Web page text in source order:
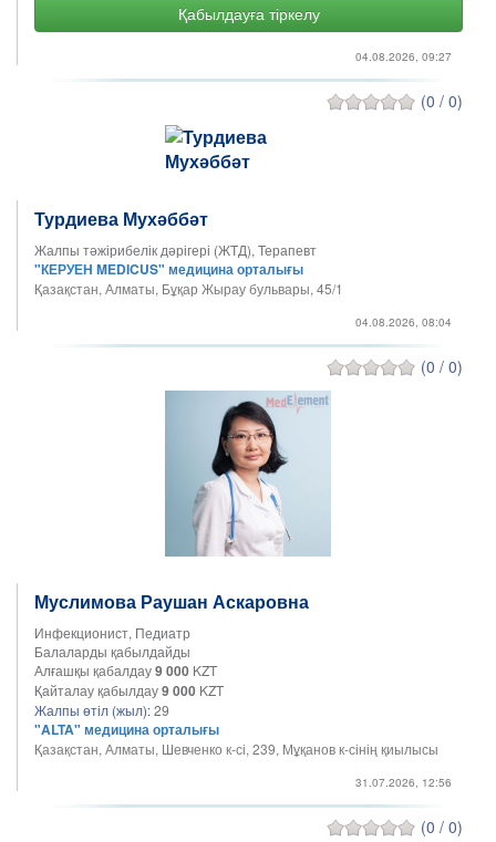
Қабылдауға тіркелу
04.08.2026, 09:27
(0 / 0)
Турдиева Мухәббәт
Жалпы тәжірибелік дәрігері (ЖТД), Терапевт
"КЕРУЕН MEDICUS" медицина орталығы
Қазақстан, Алматы, Бұқар Жырау бульвары, 45/1
04.08.2026, 08:04
(0 / 0)
Муслимова Раушан Аскаровна
Инфекционист, Педиатр
Балаларды қабылдайды
Алғашқы қабалдау9 000 KZT
Қайталау қабылдау9 000 KZT
Жалпы өтіл (жыл):29
"ALTA" медицина орталығы
Қазақстан, Алматы, Шевченко к-сі, 239, Мұқанов к-сінің қиылысы
31.07.2026, 12:56
(0 / 0)